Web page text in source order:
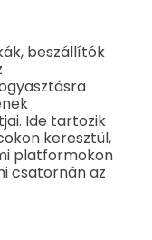
beszállítók
Ide tartozik
keresztül,
platformokon
csatornán az